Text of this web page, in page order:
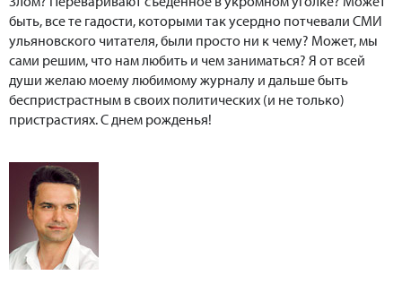
быть, все те гадости, которыми так усердно потчевали СМИ
ульяновского читателя, были просто ни к чему? Может, мы
сами решим, что нам любить и чем заниматься? Я от всей
души желаю моему любимому журналу и дальше быть
беспристрастным в своих политических (и не только)
пристрастиях. С днем рожденья!